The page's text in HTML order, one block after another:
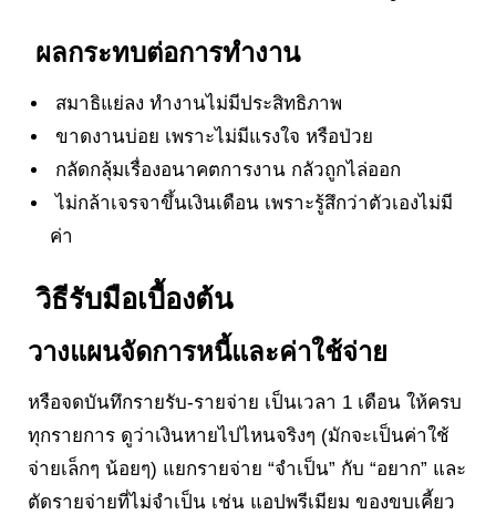
ผลกระทบต่อการทำงาน
สมาธิแย่ลง ทำงานไม่มีประสิทธิภาพ
ขาดงานบ่อย เพราะไม่มีแรงใจ หรือป่วย
กลัดกลุ้มเรื่องอนาคตการงาน กลัวถูกไล่ออก
ไม่กล้าเจรจาขึ้นเงินเดือน เพราะรู้สึกว่าตัวเองไม่มี
ค่า
วิธีรับมือเบื้องต้น
วางแผนจัดการหนี้และค่าใช้จ่าย
หรือจดบันทึกรายรับ-รายจ่าย เป็นเวลา 1 เดือน ให้ครบ
ทุกรายการ ดูว่าเงินหายไปไหนจริงๆ (มักจะเป็นค่าใช้
จ่ายเล็กๆ น้อยๆ) แยกรายจ่าย “จำเป็น” กับ “อยาก” และ
ตัดรายจ่ายที่ไม่จำเป็น เช่น แอปพรีเมียม ของขบเคี้ยว